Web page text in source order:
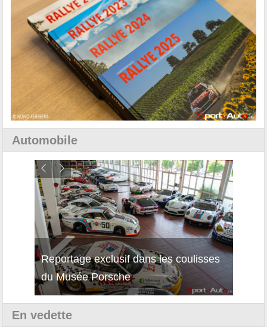
Automobile
Reportage exclusif dans les coulisses
du Musée Porsche
En vedette